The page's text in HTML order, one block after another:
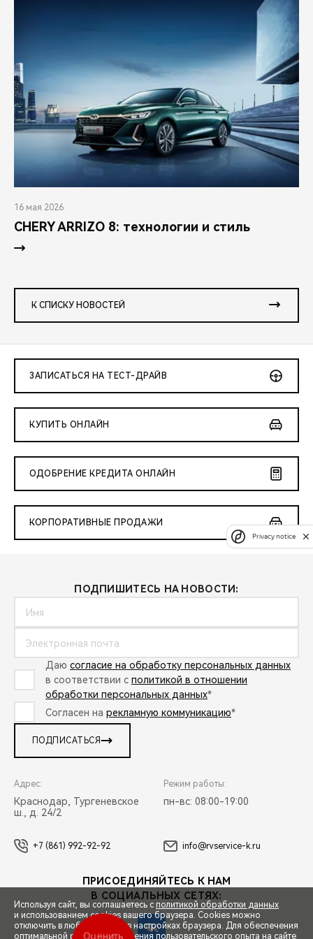
16 мая 2026
CHERY ARRIZO 8: технологии и стиль
К СПИСКУ НОВОСТЕЙ
ЗАПИСАТЬСЯ НА ТЕСТ-ДРАЙВ
КУПИТЬ ОНЛАЙН
ОДОБРЕНИЕ КРЕДИТА ОНЛАЙН
КОРПОРАТИВНЫЕ ПРОДАЖИ
ПОДПИШИТЕСЬ НА НОВОСТИ:
Даю согласие на обработку персональных данных
в соответствии с политикой в отношении
обработки персональных данных*
Согласен на рекламную коммуникацию*
ПОДПИСАТЬСЯ
Адрес:
Краснодар, Тургеневское
ш., д. 24/2
Режим работы:
пн-вс: 08:00-19:00
+7 (861) 992-92-92 info@rvservice-k.ru
ПРИСОЕДИНЯЙТЕСЬ К НАМ
В СОЦИАЛЬНЫХ СЕТЯХ:
Используя сайт, вы соглашаетесь с политикой обработки данных
и использованием cookies вашего браузера. Cookies можно
отключить в любой момент в настройках браузера. Для обеспечения
оптимальной работы и улучшения пользовательского опыта на сайте
Оценить
Privacy notice